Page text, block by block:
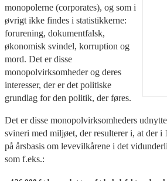
monopolerne (corporates), og som i
øvrigt ikke findes i statistikkerne:
forurening, dokumentfalsk,
økonomisk svindel, korruption og
mord. Det er disse
monopolvirksomheder og deres
interesser, der er det politiske
grundlag for den politik, der føres.
Det er disse monopolvirksomheders
svineri med miljøet, der resulterer i, at der i
på årsbasis om levevilkårene i det
som f.eks.: